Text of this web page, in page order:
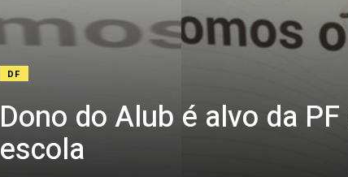
DF
Dono do Alub é alvo da
escola